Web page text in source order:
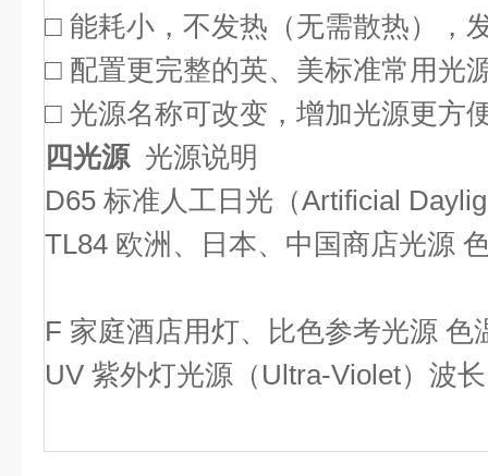
□ 能耗小，不发热（无需散热），
□ 配置更完整的英、美标准常用光
□ 光源名称可改变，增加光源更方
四光源 光源说明
D65 标准人工日光（Artificial
TL84 欧洲、日本、中国商店光源
F 家庭酒店用灯、比色参考光源 色
UV 紫外灯光源（Ultra-Violet）波